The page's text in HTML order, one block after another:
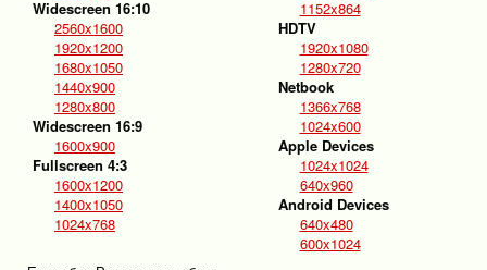
Widescreen 16:10
2560x1600
1920x1200
1680x1050
1440x900
1280x800
Widescreen 16:9
1600x900
Fullscreen 4:3
1600x1200
1400x1050
1024x768
1152x864
HDTV
1920x1080
1280x720
Netbook
1366x768
1024x600
Apple Devices
1024x1024
640x960
Android Devices
640x480
600x1024